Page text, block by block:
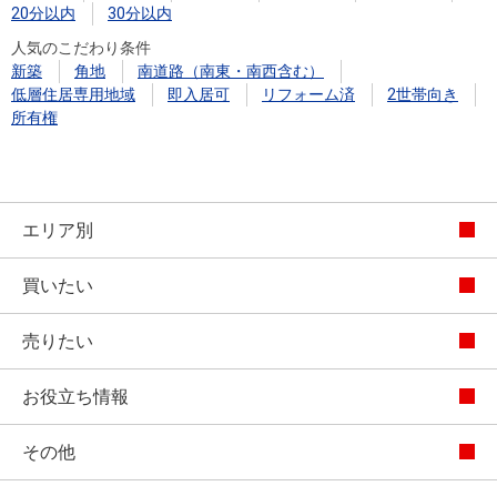
20分以内
30分以内
人気のこだわり条件
新築
角地
南道路（南東・南西含む）
低層住居専用地域
即入居可 リフォーム済
2世帯向き
所有権
エリア別
買いたい
売りたい
お役立ち情報
その他